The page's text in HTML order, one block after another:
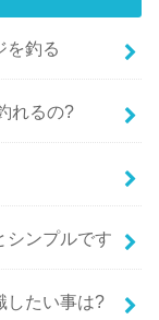
を釣る
れるの?
シンプルです
したい事は?